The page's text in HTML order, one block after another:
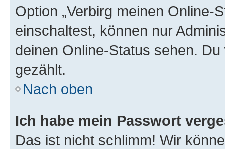
Option „Verbirg meinen Online-
einschaltest, können nur
deinen Online-Status sehen.
gezählt.
Nach oben
Ich habe mein Passwort
Das ist nicht schlimm! Wir